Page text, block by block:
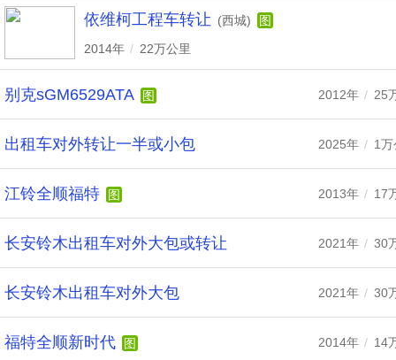
依维柯工程车转让 (西城)
图
2014年 / 22万公里
别克sGM6529ATA 图 2012年 / 25
出租车对外转让一半或小包 2025年 / 1
江铃全顺福特 图 2013年 / 17
长安铃木出租车对外大包或转让 2021年 / 30
长安铃木出租车对外大包 2021年 / 30
福特全顺新时代 图 2014年 / 14